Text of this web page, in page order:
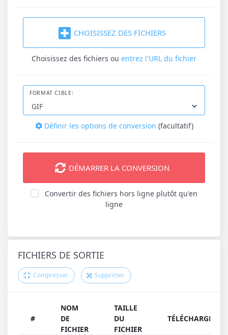
CHOISISSEZ DES FICHIERS
Choisissez des fichiers ou entrez l'URL du fichier
FORMAT CIBLE:
Définir les options de conversion (facultatif)
DÉMARRER LA CONVERSION
Convertir des fichiers hors ligne plutôt qu'en
ligne
FICHIERS DE SORTIE
Compresser Supprimer
#
NOM
DE
FICHIER
TAILLE
DU
FICHIER
TÉLÉCHARGER